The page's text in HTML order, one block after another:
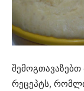
რეცეპტს,